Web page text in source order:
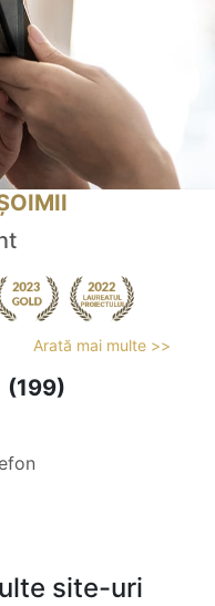
Arată mai multe >>
(199)
site-uri